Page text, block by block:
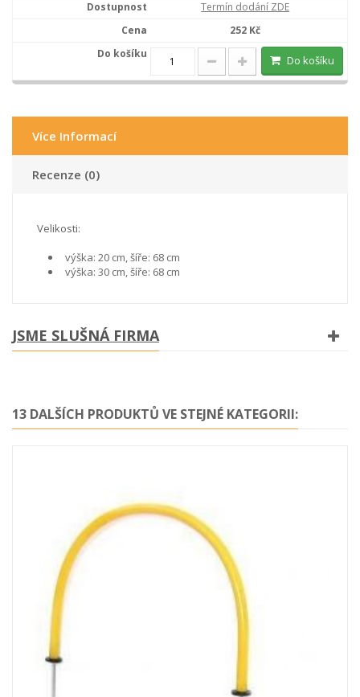
Termín dodání ZDE
252 Kč
Do košíku
Více Informací
Recenze (0)
Velikosti:
výška: 20 cm, šíře: 68 cm
výška: 30 cm, šíře: 68 cm
JSME SLUŠNÁ FIRMA
13 DALŠÍCH PRODUKTŮ VE STEJNÉ KATEGORII: